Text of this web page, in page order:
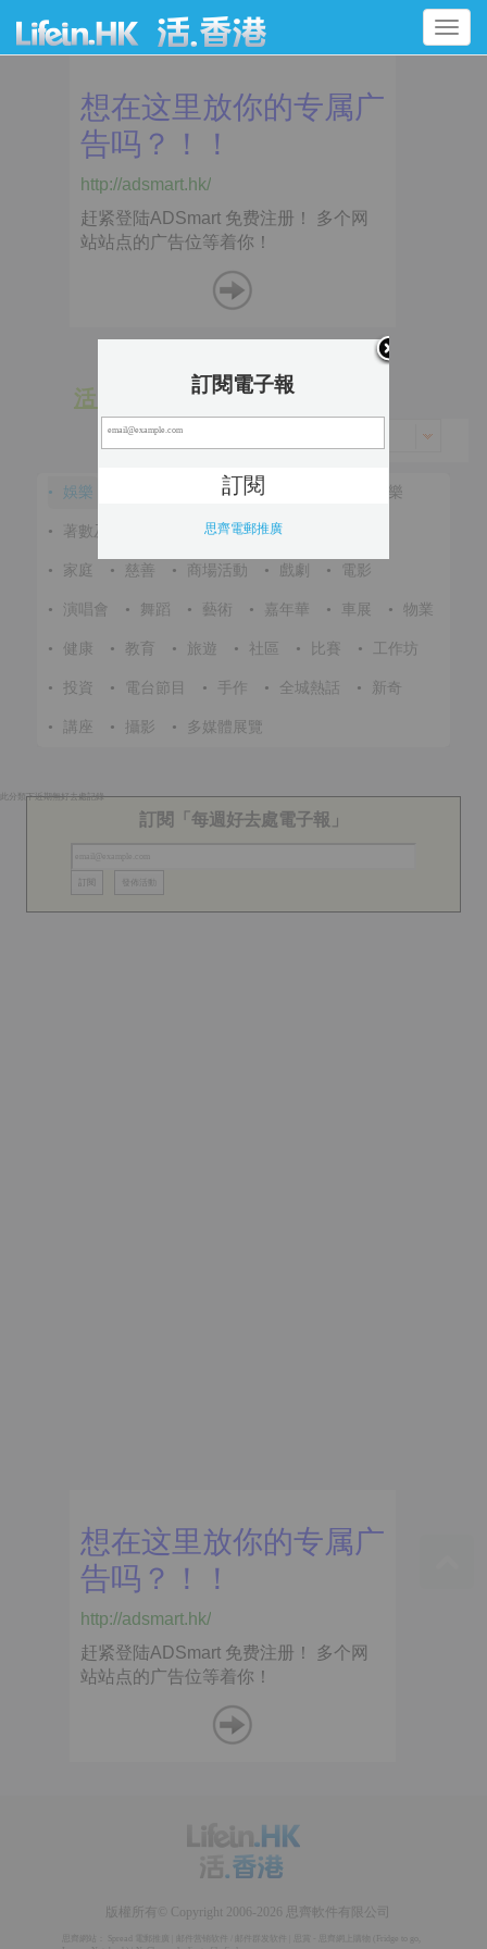
Toggle
navigation
活 動
• 娛樂 • 節慶 音樂
• 著數及優惠 • 體育 •
• 家庭 • 慈善 • 商場活動 • 戲劇 • 電影
• 演唱會 • 舞蹈 • 藝術 • 嘉年華 • 車展 • 物業
• 健康 • 教育 • 旅遊 • 社區 • 比賽 • 工作坊
• 投資 • 電台節目 • 手作 • 全城熱話 • 新奇
• 講座 • 攝影 • 多媒體展覽
此分類下近期無好去處記錄
訂閱「每週好去處電子報」
訂閱電子報
思齊電郵推廣
版權所有© Copyright 2006-2026 思齊軟件有限公司
Spread 電郵推廣